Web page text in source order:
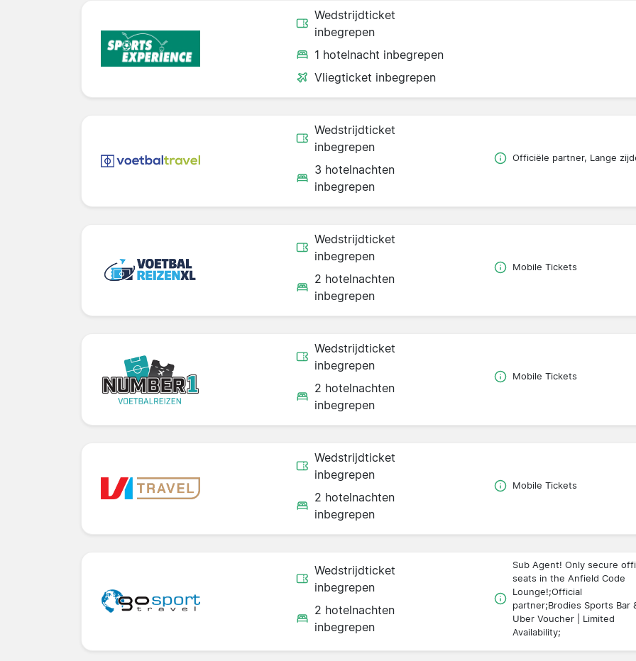
Wedstrijdticket
inbegrepen
1 hotelnacht inbegrepen
Vliegticket inbegrepen
Wedstrijdticket
inbegrepen
3 hotelnachten
inbegrepen
Officiële partner, Lange
Wedstrijdticket
inbegrepen
2 hotelnachten
inbegrepen
Mobile Tickets
Wedstrijdticket
inbegrepen
2 hotelnachten
inbegrepen
Mobile Tickets
Wedstrijdticket
inbegrepen
2 hotelnachten
inbegrepen
Mobile Tickets
Wedstrijdticket
inbegrepen
2 hotelnachten
inbegrepen
Sub Agent! Only secure
seats in the Anfield Code
Lounge!;Official
partner;Brodies Sports Bar
Uber Voucher | Limited
Availability;